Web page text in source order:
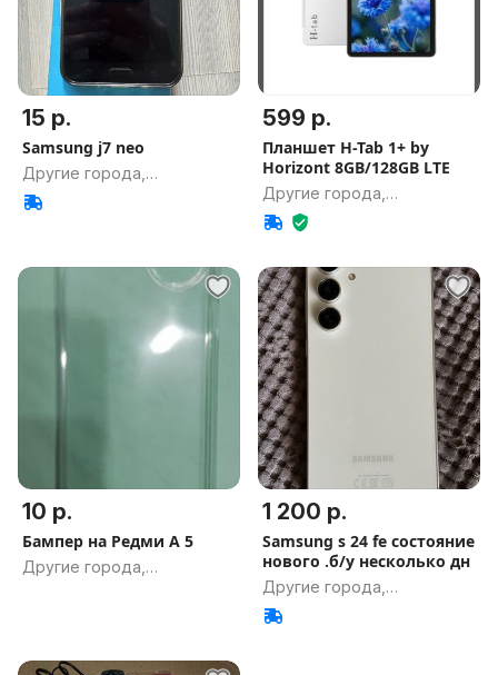
15 р.
Samsung j7 neo
Другие города,
Гомельская обл.
599 р.
Планшет H-Tab 1+ by
Horizont 8GB/128GB LTE
Другие города,
Гомельская обл.
10 р.
Бампер на Редми А 5
Другие города,
1 200 р.
Samsung s 24 fe состояние
нового .б/у несколько дн
Другие города,
Гомельская обл.